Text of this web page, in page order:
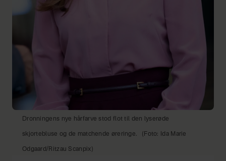
Dronningens nye hårfarve stod flot til den lyserøde
skjortebluse og de matchende øreringe. (Foto: Ida Marie
Odgaard/Ritzau Scanpix)